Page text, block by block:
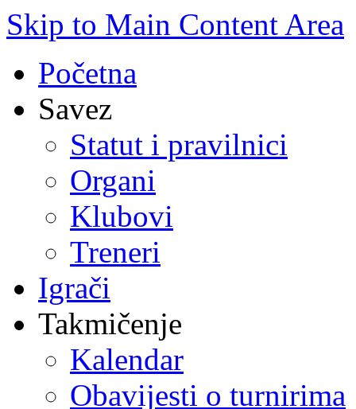
Skip to Main Content Area
Početna
Savez
Statut i pravilnici
Organi
Klubovi
Treneri
Igrači
Takmičenje
Kalendar
Obavijesti o turnirima